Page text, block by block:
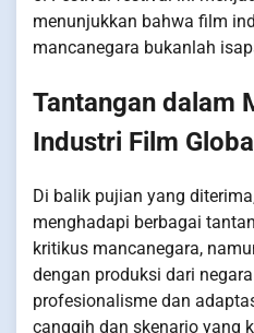
menunjukkan bahwa film
mancanegara bukanlah
Tantangan dalam
Industri Film Global
Di balik pujian yang
menghadapi berbagai
kritikus mancanegara,
dengan produksi dari
profesionalisme dan
canggih dan skenario yang